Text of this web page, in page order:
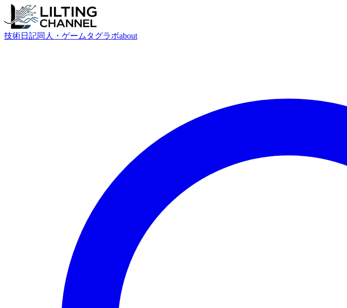
技術日記同人・ゲーム タグラボabout